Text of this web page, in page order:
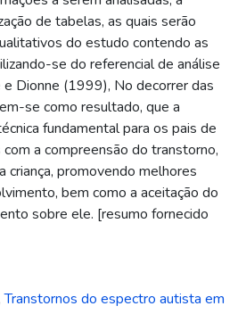
de tabelas, as quais serão
do estudo contendo as
se do referencial de análise
Dionne (1999), No decorrer das
se como resultado, que a
fundamental para os pais de
a compreensão do transtorno,
criança, promovendo melhores
bem como a aceitação do
sobre ele. [resumo fornecido
Transtornos do espectro autista em